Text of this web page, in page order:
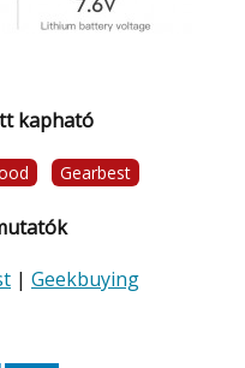
kapható
Gearbest
| Geekbuying